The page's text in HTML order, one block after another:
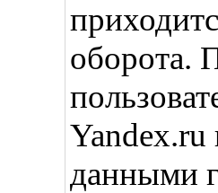
оборота.
Yandex.ru
данными